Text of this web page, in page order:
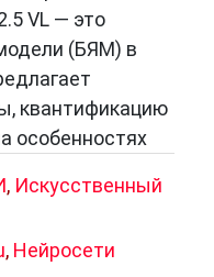
VL — это
(БЯМ) в
квантификацию
особенностях
, Искусственный
, Нейросети